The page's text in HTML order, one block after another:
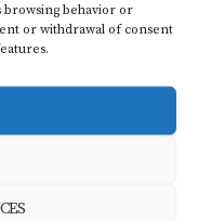
browsing behavior or
or withdrawal of consent